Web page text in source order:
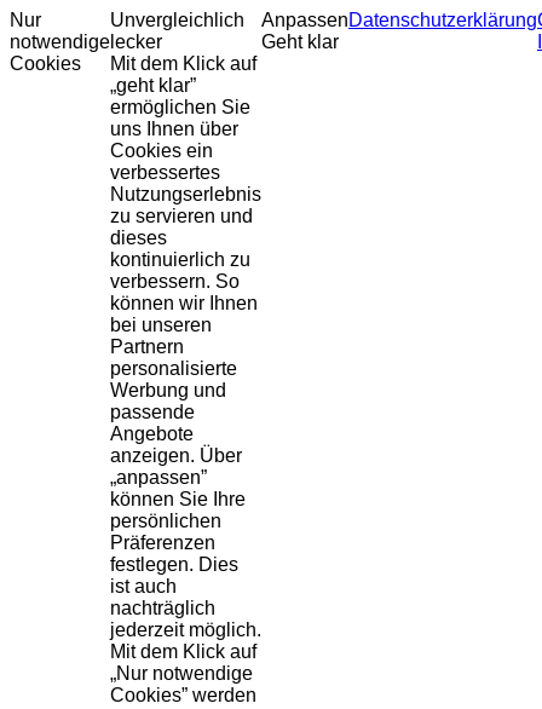
Nur
notwendige
Cookies
Unvergleichlich
lecker
Mit dem Klick auf
„geht klar”
ermöglichen Sie
uns Ihnen über
Cookies ein
verbessertes
Nutzungserlebnis
zu servieren und
dieses
kontinuierlich zu
verbessern. So
können wir Ihnen
bei unseren
Partnern
personalisierte
Werbung und
passende
Angebote
anzeigen. Über
„anpassen”
können Sie Ihre
persönlichen
Präferenzen
festlegen. Dies
ist auch
nachträglich
jederzeit möglich.
Mit dem Klick auf
„Nur notwendige
Cookies” werden
Anpassen
Geht klar
Datenschutzerklärung